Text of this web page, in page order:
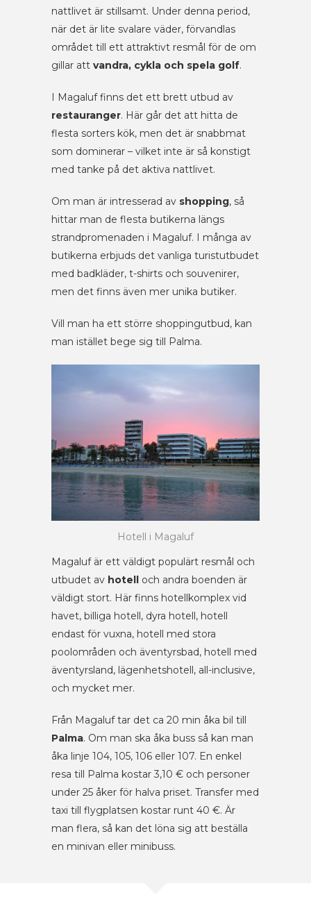
nattlivet är stillsamt. Under denna period,
när det är lite svalare väder, förvandlas
området till ett attraktivt resmål för de om
gillar att vandra, cykla och spela golf.
I Magaluf finns det ett brett utbud av
restauranger. Här går det att hitta de
flesta sorters kök, men det är snabbmat
som dominerar – vilket inte är så konstigt
med tanke på det aktiva nattlivet.
Om man är intresserad av shopping, så
hittar man de flesta butikerna längs
strandpromenaden i Magaluf. I många av
butikerna erbjuds det vanliga turistutbudet
med badkläder, t-shirts och souvenirer,
men det finns även mer unika butiker.
Vill man ha ett större shoppingutbud, kan
man istället bege sig till Palma.
Hotell i Magaluf
Magaluf är ett väldigt populärt resmål och
utbudet av hotell och andra boenden är
väldigt stort. Här finns hotellkomplex vid
havet, billiga hotell, dyra hotell, hotell
endast för vuxna, hotell med stora
poolområden och äventyrsbad, hotell med
äventyrsland, lägenhetshotell, all-inclusive,
och mycket mer.
Från Magaluf tar det ca 20 min åka bil till
Palma. Om man ska åka buss så kan man
åka linje 104, 105, 106 eller 107. En enkel
resa till Palma kostar 3,10 € och personer
under 25 åker för halva priset. Transfer med
taxi till flygplatsen kostar runt 40 €. Är
man flera, så kan det löna sig att beställa
en minivan eller minibuss.